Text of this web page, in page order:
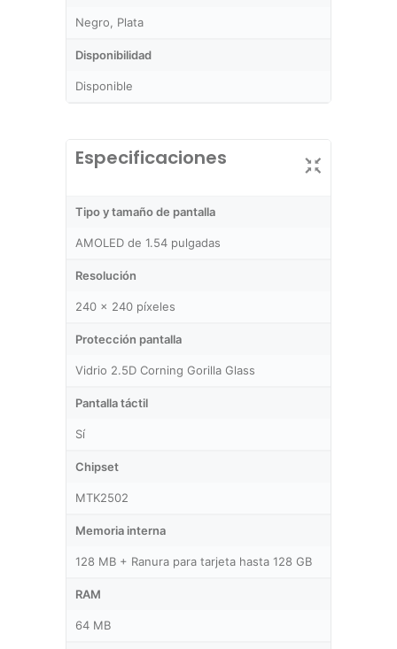
Negro, Plata
Disponibilidad
Disponible
Especificaciones
Tipo y tamaño de pantalla
AMOLED de 1.54 pulgadas
Resolución
240 x 240 píxeles
Protección pantalla
Vidrio 2.5D Corning Gorilla Glass
Pantalla táctil
Sí
Chipset
MTK2502
Memoria interna
128 MB + Ranura para tarjeta hasta 128 GB
RAM
64 MB